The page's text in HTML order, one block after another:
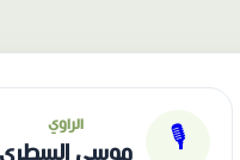
🎙 الراوي
موسى السطري